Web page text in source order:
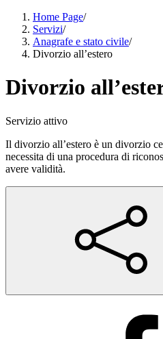
Home Page/
Servizi/
Anagrafe e stato civile/
Divorzio all’estero
Divorzio
Servizio attivo
Il divorzio all’estero è un divorzio
necessita di una procedura di
avere validità.